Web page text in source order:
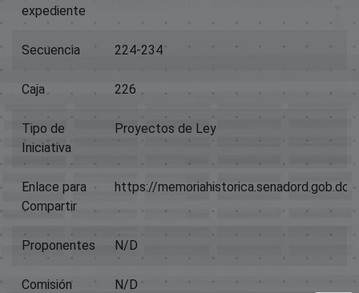
expediente
Secuencia 224-234
Caja 226
Tipo de
Iniciativa
Proyectos de Ley
Enlace para
Compartir
https://
Proponentes N/D
Comisión N/D